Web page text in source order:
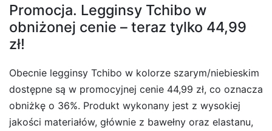
Promocja. Legginsy Tchibo w
obniżonej cenie – teraz tylko 44,99
zł!
Obecnie legginsy Tchibo w kolorze szarym/niebieskim
dostępne są w promocyjnej cenie 44,99 zł, co oznacza
obniżkę o 36%. Produkt wykonany jest z wysokiej
jakości materiałów, głównie z bawełny oraz elastanu,